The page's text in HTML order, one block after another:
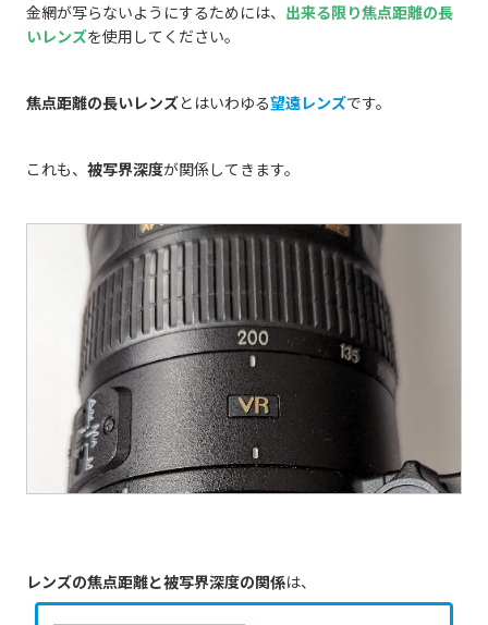
金網が写らないようにするためには、 出来る限り焦点距離の長
いレンズを使用してください。
焦点距離の長いレンズとはいわゆる望遠レンズです。
これも、 被写界深度が関係してきます。
レンズの焦点距離と被写界深度の関係は、